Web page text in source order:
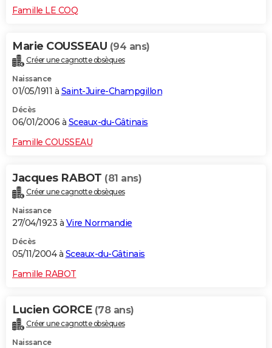
Famille LE COQ
Marie COUSSEAU (94 ans)
Créer une cagnotte obsèques
Naissance
01/05/1911 à Saint-Juire-Champgillon
Décès
06/01/2006 à Sceaux-du-Gâtinais
Famille COUSSEAU
Jacques RABOT (81 ans)
Créer une cagnotte obsèques
Naissance
27/04/1923 à Vire Normandie
Décès
05/11/2004 à Sceaux-du-Gâtinais
Famille RABOT
Lucien GORCE (78 ans)
Créer une cagnotte obsèques
Naissance